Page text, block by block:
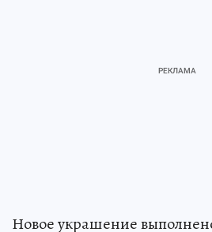
Новое украшение